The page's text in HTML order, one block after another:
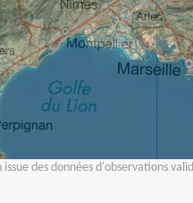
des données d'observations